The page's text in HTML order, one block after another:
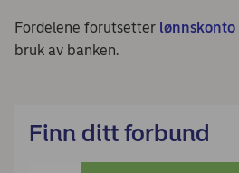
Fordelene forutsetter lønnskonto
bruk av banken.
Finn ditt forbund